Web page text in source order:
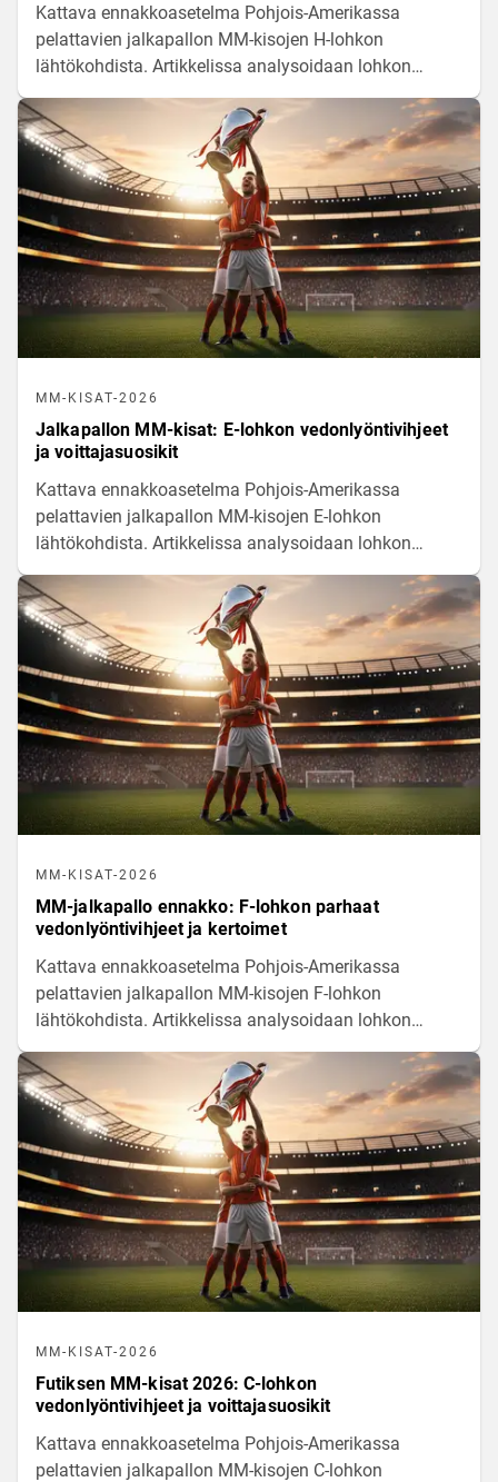
Kattava ennakkoasetelma Pohjois-Amerikassa
pelattavien jalkapallon MM-kisojen H-lohkon
lähtökohdista. Artikkelissa analysoidaan lohkon
haastajia sekä tilastollisia odotusarvoja
kamppailussa jatkopaikoista.
MM-KISAT-2026
Jalkapallon MM-kisat: E-lohkon vedonlyöntivihjeet
ja voittajasuosikit
Kattava ennakkoasetelma Pohjois-Amerikassa
pelattavien jalkapallon MM-kisojen E-lohkon
lähtökohdista. Artikkelissa analysoidaan lohkon
tilastollisia odotusarvoja matkalla kohti
pudotuspelejä.
MM-KISAT-2026
MM-jalkapallo ennakko: F-lohkon parhaat
vedonlyöntivihjeet ja kertoimet
Kattava ennakkoasetelma Pohjois-Amerikassa
pelattavien jalkapallon MM-kisojen F-lohkon
lähtökohdista. Artikkelissa analysoidaan lohkon
tilastollisia odotusarvoja kamppailussa
jatkopaikoista.
MM-KISAT-2026
Futiksen MM-kisat 2026: C-lohkon
vedonlyöntivihjeet ja voittajasuosikit
Kattava ennakkoasetelma Pohjois-Amerikassa
pelattavien jalkapallon MM-kisojen C-lohkon